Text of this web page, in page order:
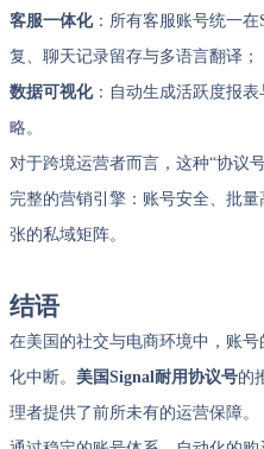
客服一体化：所有客服账号统一在
复、聊天记录留存与多语言翻译；
数据可视化：自动生成活跃度报
略。
对于跨境运营者而言，这种“协议
完整的营销引擎：账号安全、批
张的私域矩阵。
结语
在美国的社交与电商环境中，账
化中断。 美国Signal耐用协议号的
理者提供了前所未有的运营保障。